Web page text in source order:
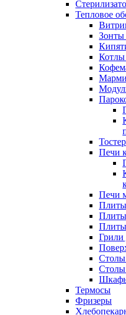
Тепловое
Зонты
Печи
Печи
Плиты
Плиты
Грили
Столы
Столы
Термосы
Фризеры